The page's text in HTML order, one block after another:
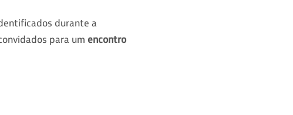
durante a
para um encontro